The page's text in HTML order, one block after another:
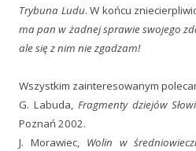
Trybuna Ludu. W końcu
ma pan w żadnej sprawie swojego
ale się z nim nie zgadzam!
Wszystkim zainteresowanym
G. Labuda, Fragmenty dziejów
Poznań 2002.
J. Morawiec, Wolin w